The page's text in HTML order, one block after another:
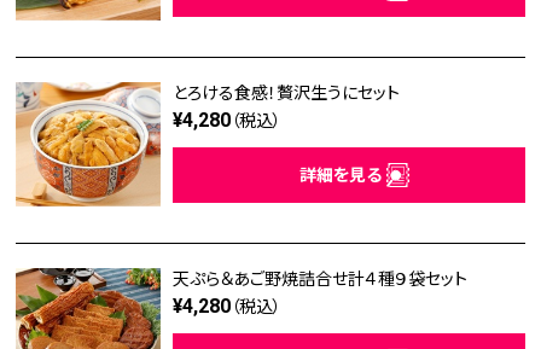
とろける食感！贅沢生うにセット
¥4,280 （税込）
詳細を見る
天ぷら＆あご野焼詰合せ計４種９袋セット
¥4,280 （税込）